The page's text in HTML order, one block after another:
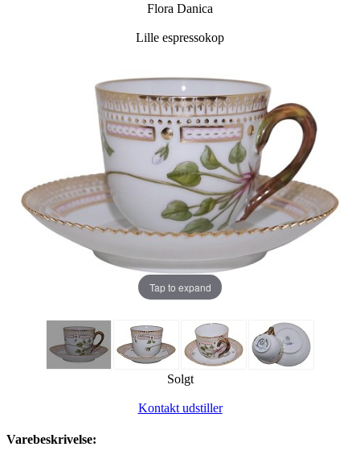
Flora Danica
Lille espressokop
Tap to expand
Solgt
Kontakt udstiller
Varebeskrivelse: